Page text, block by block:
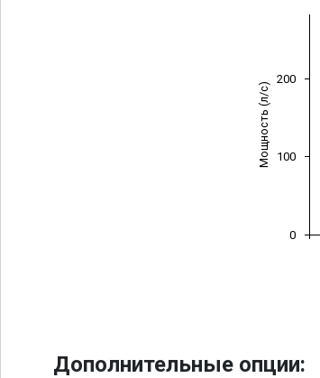
Мощность (л/с)
0
100
200
Дополнительные опции: